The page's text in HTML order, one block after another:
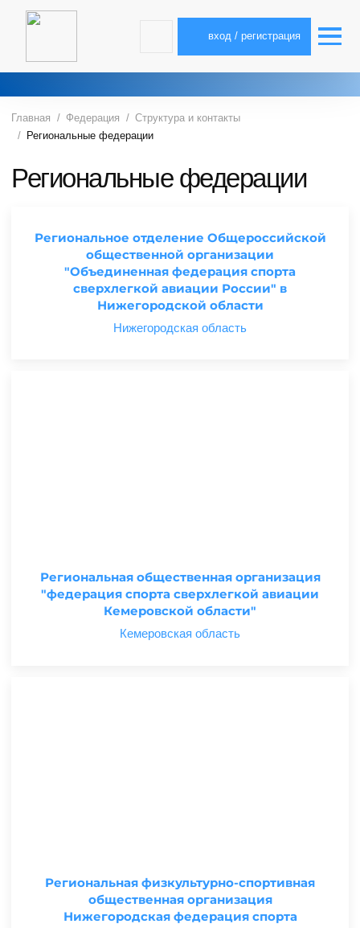
вход / регистрация
Главная Федерация
Структура и контакты
Региональные федерации
Региональные федерации
Региональное отделение Общероссийской
общественной организации
"Объединенная федерация спорта
сверхлегкой авиации России" в
Нижегородской области
Нижегородская область
Региональная общественная организация
"федерация спорта сверхлегкой авиации
Кемеровской области"
Кемеровская область
Региональная физкультурно-спортивная
общественная организация
Нижегородская федерация спорта